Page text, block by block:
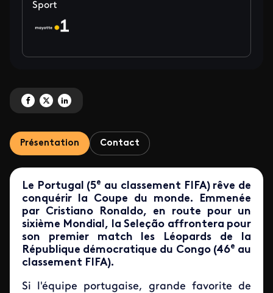
Sport
Partagez 'Portugal vs RD Congo à vivre sur les antennes du Réseau des
Partagez 'Portugal vs RD Congo à vivre sur les antennes du Réseau
Partagez 'Portugal vs RD Congo à vivre sur les antennes du
Présentation Contact
Le Portugal (5e au classement FIFA) rêve de
conquérir la Coupe du monde. Emmenée
par Cristiano Ronaldo, en route pour un
sixième Mondial, la Seleção affrontera pour
son premier match les Léopards de la
République démocratique du Congo (46e au
classement FIFA).
Si l'équipe portugaise, grande favorite de